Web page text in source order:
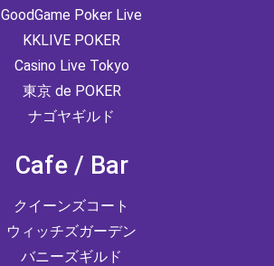
GoodGame Poker Live
KKLIVE POKER
Casino Live Tokyo
東京 de POKER
ナゴヤギルド
Cafe / Bar
クイーンズコート
ウィッチズガーデン
バニーズギルド